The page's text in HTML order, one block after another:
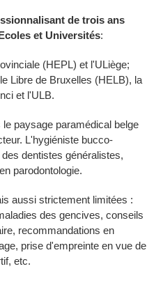
de trois ans
et Universités:
(HEPL) et l'ULiège;
Libre de Bruxelles (HELB), la
et l'ULB.
paysage paramédical belge
L'hygiéniste bucco-
dentistes généralistes,
parodontologie.
aussi strictement limitées :
des gencives, conseils
recommandations en
prise d'empreinte en vue de
etc.